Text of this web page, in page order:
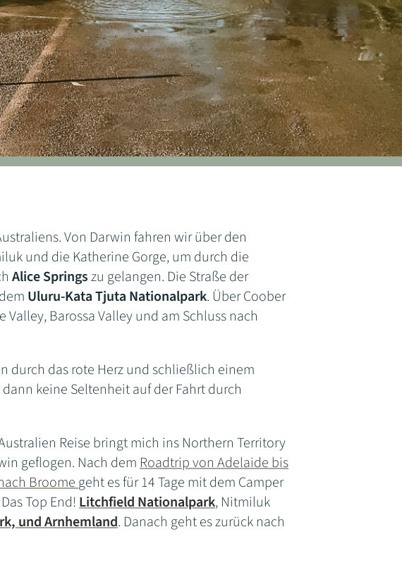
Von Darwin fahren wir über den
und die Katherine Gorge, um durch die
Alice Springszu gelangen. Die Straße der
Uluru-Kata Tjuta Nationalpark. Über Coober
Barossa Valley und am Schluss nach
durch das rote Herz und schließlich einem
keine Seltenheit auf der Fahrt durch
Reise bringt mich ins Northern Territory
geflogen. Nach demRoadtrip von Adelaide bis
Broomegeht es für 14 Tage mit dem Camper
Top End!Litchfield Nationalpark, Nitmiluk
und Arnhemland. Danach geht es zurück nach